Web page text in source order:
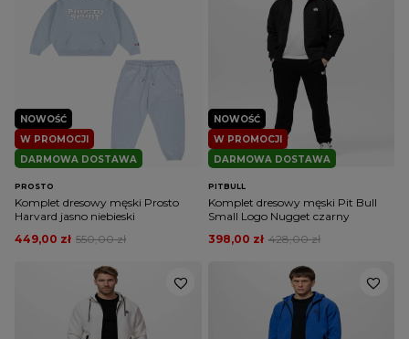
W PROMOCJI
NOWOŚĆ
DARMOWA DOSTAWA
PROSTO
Komplet dresowy męski Prosto
Harvard jasno niebieski
550,00 zł
449,00 zł
W PROMOCJI
NOWOŚĆ
DARMOWA DOSTAWA
PITBULL
Komplet dresowy męski Pit Bull
Small Logo Nugget czarny
428,00 zł
398,00 zł